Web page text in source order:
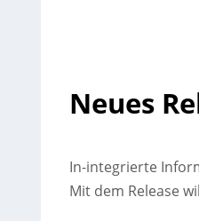
Neues
In-integrierte
Mit dem Release